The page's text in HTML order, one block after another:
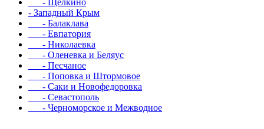
- Западный Крым
- Балаклава
- Евпатория
- Николаевка
- Оленевка и Беляус
- Песчаное
- Поповка и Штормовое
- Саки и Новофедоровка
- Севастополь
- Черноморское и Межводное